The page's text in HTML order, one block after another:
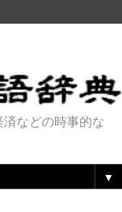
などの時事的な
▼